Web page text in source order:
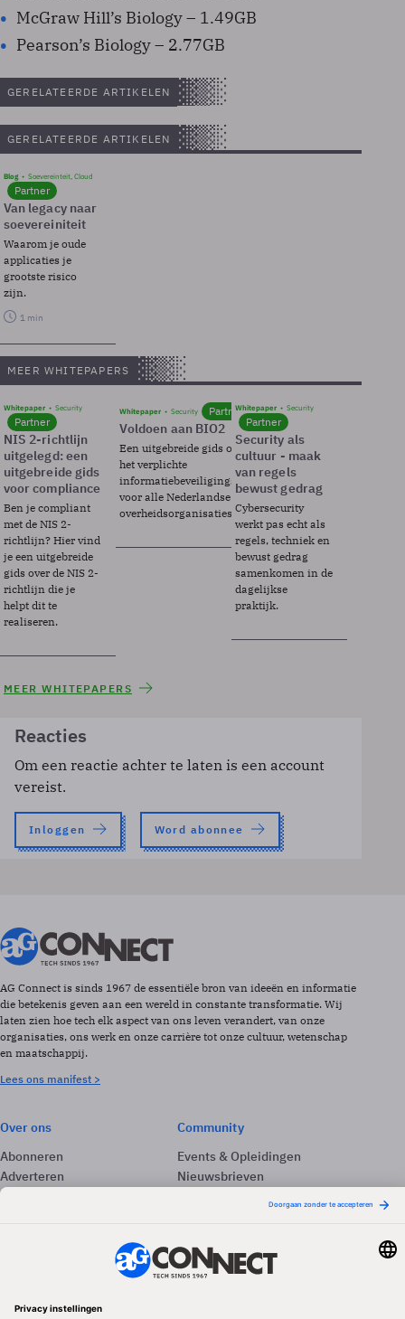
McGraw Hill’s Biology – 1.49GB
Pearson’s Biology – 2.77GB
GERELATEERDE ARTIKELEN
GERELATEERDE ARTIKELEN
Blog Soevereinteit, Cloud
Partner
Van legacy naar
soevereiniteit
Waarom je oude
applicaties je
grootste risico
zijn.
1 min
MEER WHITEPAPERS
Whitepaper Security
Partner
NIS 2-richtlijn
uitgelegd: een
uitgebreide gids
voor compliance
Ben je compliant
met de NIS 2-
richtlijn? Hier vind
je een uitgebreide
gids over de NIS 2-
richtlijn die je
helpt dit te
realiseren.
Whitepaper Security Partner
Voldoen aan BIO2
Een uitgebreide gids over BIO2,
het verplichte
informatiebeveiligingsframework
voor alle Nederlandse
overheidsorganisaties.
Whitepaper Security
Partner
Security als
cultuur - maak
van regels
bewust gedrag
Cybersecurity
werkt pas echt als
regels, techniek en
bewust gedrag
samenkomen in de
dagelijkse
praktijk.
MEER WHITEPAPERS
Reacties
Om een reactie achter te laten is een account
vereist.
Inloggen Word abonnee
AG Connect is sinds 1967 de essentiële bron van ideeën en informatie
die betekenis geven aan een wereld in constante transformatie. Wij
laten zien hoe tech elk aspect van ons leven verandert, van onze
organisaties, ons werk en onze carrière tot onze cultuur, wetenschap
en maatschappij.
Lees ons manifest >
Over ons
Abonneren
Adverteren
Contact
Community
Events & Opleidingen
Nieuwsbrieven